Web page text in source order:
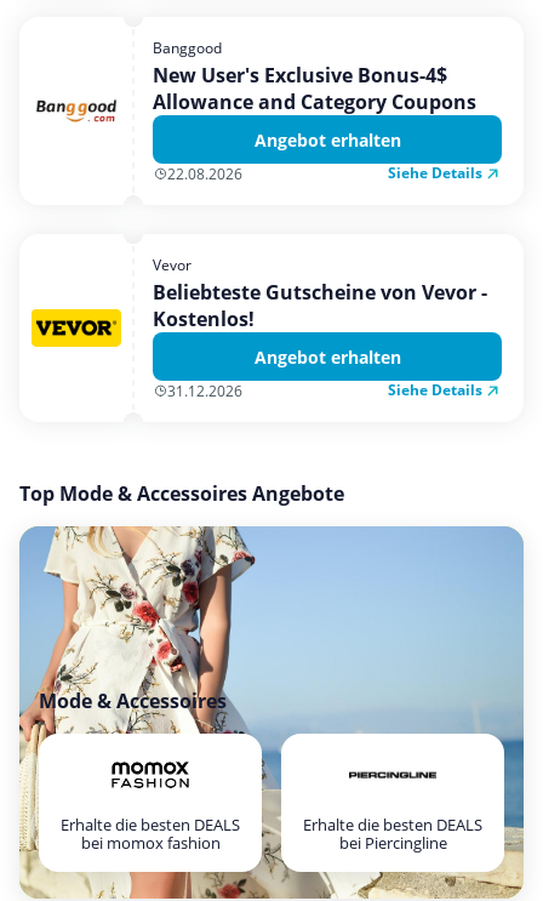
Banggood
New User's Exclusive Bonus-4$
Allowance and Category Coupons
Angebot erhalten
22.08.2026 Siehe Details
Vevor
Beliebteste Gutscheine von Vevor -
Kostenlos!
Angebot erhalten
31.12.2026 Siehe Details
Top Mode & Accessoires Angebote
Mode & Accessoires
Erhalte die besten DEALS
bei momox fashion
Erhalte die besten DEALS
bei Piercingline